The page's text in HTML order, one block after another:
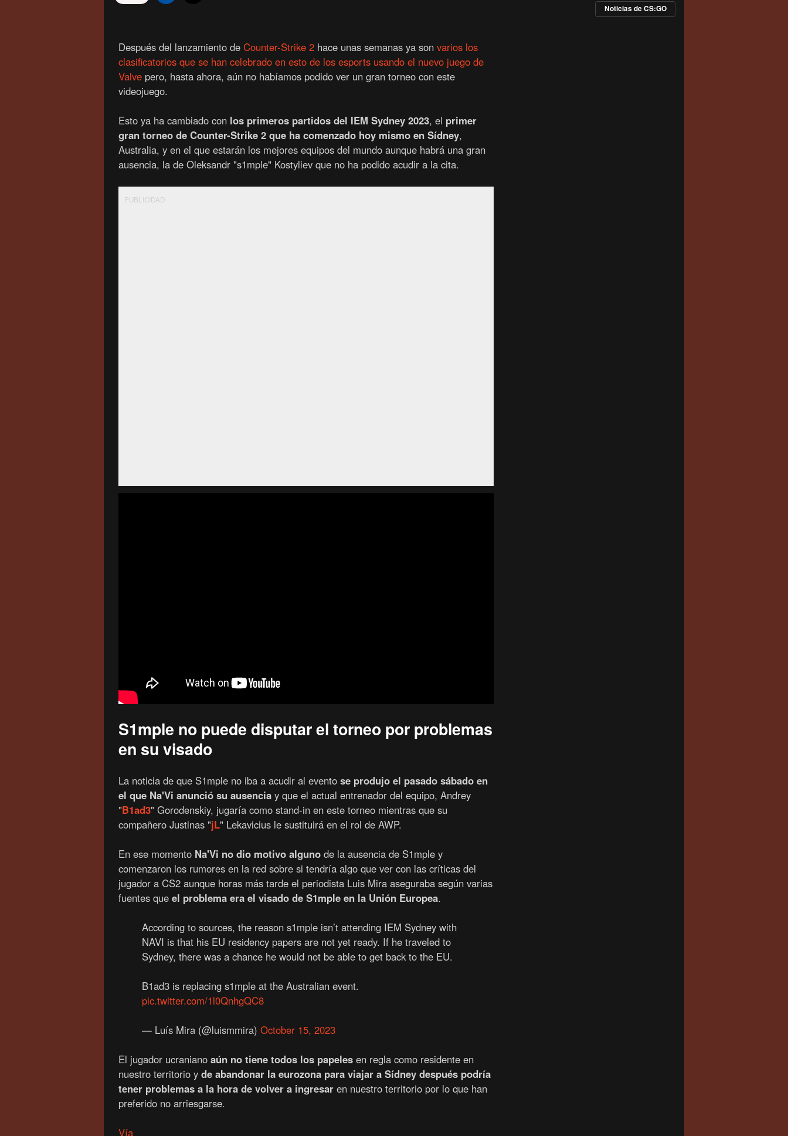
Noticias de CS:GO
Después del lanzamiento deCounter-Strike 2 hace unas semanas ya sonvarios los
clasificatorios que se han celebrado en esto de los esports usando el nuevo juego de
Valve pero, hasta ahora, aún no habíamos podido ver un gran torneo con este
videojuego.
Esto ya ha cambiado con los primeros partidos del IEM Sydney 2023, el primer
gran torneo de Counter-Strike 2 que ha comenzado hoy mismo en Sídney,
Australia, y en el que estarán los mejores equipos del mundo aunque habrá una gran
ausencia, la de Oleksandr "⁠s1mple⁠" Kostyliev que no ha podido acudir a la cita.
PUBLICIDAD
S1mple no puede disputar el torneo por problemas
en su visado
La noticia de que S1mple no iba a acudir al eventose produjo el pasado sábado en
el que Na'Vi anunció su ausencia y que el actual entrenador del equipo, Andrey
"⁠B1ad3⁠" Gorodenskiy, jugaría como stand-in en este torneo mientras que su
compañero Justinas "⁠jL⁠" Lekavicius le sustituirá en el rol de AWP.
En ese momento Na'Vi no dio motivo alguno de la ausencia de S1mple y
comenzaron los rumores en la red sobre si tendría algo que ver con las críticas del
jugador a CS2 aunque horas más tarde el periodista Luis Mira aseguraba según varias
fuentes queel problema era el visado de S1mple en la Unión Europea.
According to sources, the reason s1mple isn’t attending IEM Sydney with
NAVI is that his EU residency papers are not yet ready. If he traveled to
Sydney, there was a chance he would not be able to get back to the EU.
B1ad3 is replacing s1mple at the Australian event.
pic.twitter.com/1l0QnhgQC8
— Luís Mira (@luismmira)October 15, 2023
El jugador ucraniano aún no tiene todos los papeles en regla como residente en
nuestro territorio y de abandonar la eurozona para viajar a Sídney después podría
tener problemas a la hora de volver a ingresar en nuestro territorio por lo que han
preferido no arriesgarse.
Vía